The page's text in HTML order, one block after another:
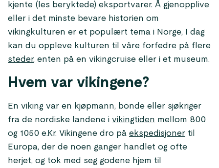
kjente (les beryktede) eksportvarer. Å gjenopplive
eller i det minste bevare historien om
vikingkulturen er et populært tema i Norge, I dag
kan du oppleve kulturen til våre forfedre på flere
steder, enten på en vikingcruise eller i et museum.
Hvem var vikingene?
En viking var en kjøpmann, bonde eller sjøkriger
fra de nordiske landene i vikingtiden mellom 800
og 1050 e.Kr. Vikingene dro på ekspedisjoner til
Europa, der de noen ganger handlet og ofte
herjet, og tok med seg godene hjem til